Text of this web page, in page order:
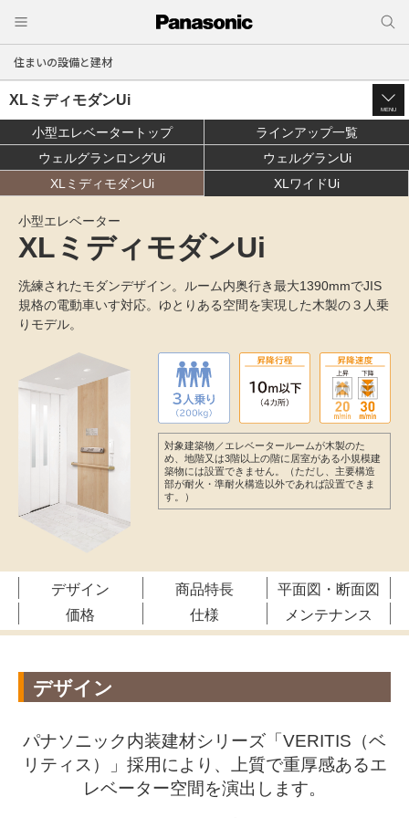
住まいの設備と建材
XLミディモダンUi
MENU
小型エレベータートップ
ラインアップ一覧
ウェルグランロングUi
ウェルグランUi
XLミディモダンUi
XLワイドUi
小型エレベーター
XLミディモダンUi
洗練されたモダンデザイン。
ルーム内奥行き最大1390mmでJIS
規格の電動車いす対応。 ゆとりある空間を実現した木製の３人乗
りモデル。
対象建築物／エレベータールームが木製のた
め、地階又は3階以上の階に居室がある小規模建
築物には設置できません。（ただし、主要構造
部が耐火・準耐火構造以外であれば設置できま
す。）
デザイン 商品特長
平面図・断面図
価格
仕様 メンテナンス
デザイン
パナソニック内装建材シリーズ「VERITIS（ベ
リティス）」採用により、 上質で重厚感あるエ
レベーター空間を演出します。